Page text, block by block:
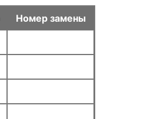
Номер замены